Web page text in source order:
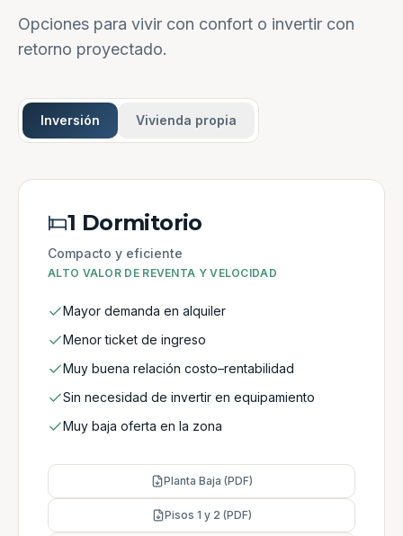
Opciones para vivir con confort o invertir con
retorno proyectado.
Inversión Vivienda propia
1 Dormitorio
Compacto y eficiente
ALTO VALOR DE REVENTA Y VELOCIDAD
Mayor demanda en alquiler
Menor ticket de ingreso
Muy buena relación costo–rentabilidad
Sin necesidad de invertir en equipamiento
Muy baja oferta en la zona
Planta Baja (PDF)
Pisos 1 y 2 (PDF)